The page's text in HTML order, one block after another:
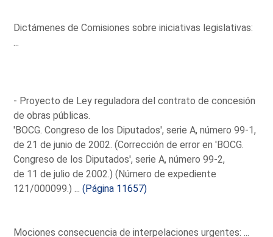
Dictámenes de Comisiones sobre iniciativas legislativas:
- Proyecto de Ley reguladora del contrato de concesión
de obras públicas.
'BOCG. Congreso de los Diputados', serie A, número 99-1,
de 21 de junio de 2002. (Corrección de error en 'BOCG.
Congreso de los Diputados', serie A, número 99-2,
de 11 de julio de 2002.) (Número de expediente
121/000099.) ...(Página 11657)
Mociones consecuencia de interpelaciones urgentes: ...